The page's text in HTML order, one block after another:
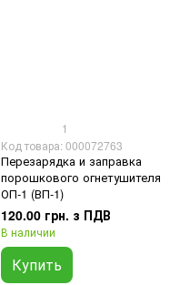
1
Код товара: 000072763
Перезарядка и заправка
порошкового огнетушителя
ОП-1 (ВП-1)
120.00 грн. з ПДВ
В наличии
Купить